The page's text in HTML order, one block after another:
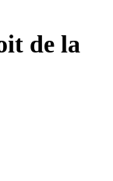
de la